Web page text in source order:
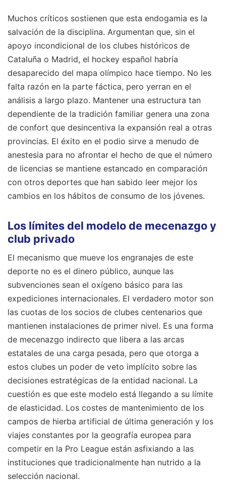
Muchos críticos sostienen que esta endogamia es la
salvación de la disciplina. Argumentan que, sin el
apoyo incondicional de los clubes históricos de
Cataluña o Madrid, el hockey español habría
desaparecido del mapa olímpico hace tiempo. No les
falta razón en la parte fáctica, pero yerran en el
análisis a largo plazo. Mantener una estructura tan
dependiente de la tradición familiar genera una zona
de confort que desincentiva la expansión real a otras
provincias. El éxito en el podio sirve a menudo de
anestesia para no afrontar el hecho de que el número
de licencias se mantiene estancado en comparación
con otros deportes que han sabido leer mejor los
cambios en los hábitos de consumo de los jóvenes.
Los límites del modelo de mecenazgo y
club privado
El mecanismo que mueve los engranajes de este
deporte no es el dinero público, aunque las
subvenciones sean el oxígeno básico para las
expediciones internacionales. El verdadero motor son
las cuotas de los socios de clubes centenarios que
mantienen instalaciones de primer nivel. Es una forma
de mecenazgo indirecto que libera a las arcas
estatales de una carga pesada, pero que otorga a
estos clubes un poder de veto implícito sobre las
decisiones estratégicas de la entidad nacional. La
cuestión es que este modelo está llegando a su límite
de elasticidad. Los costes de mantenimiento de los
campos de hierba artificial de última generación y los
viajes constantes por la geografía europea para
competir en la Pro League están asfixiando a las
instituciones que tradicionalmente han nutrido a la
selección nacional.